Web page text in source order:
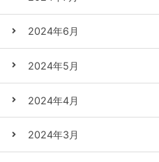
2024年6月
2024年5月
2024年4月
2024年3月